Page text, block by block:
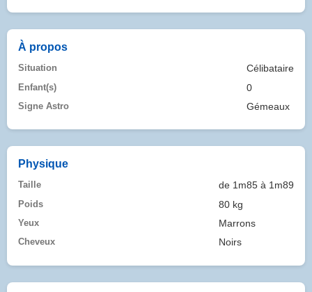
À propos
Situation Célibataire
Enfant(s) 0
Signe Astro Gémeaux
Physique
Taille de 1m85 à 1m89
Poids 80 kg
Yeux Marrons
Cheveux Noirs